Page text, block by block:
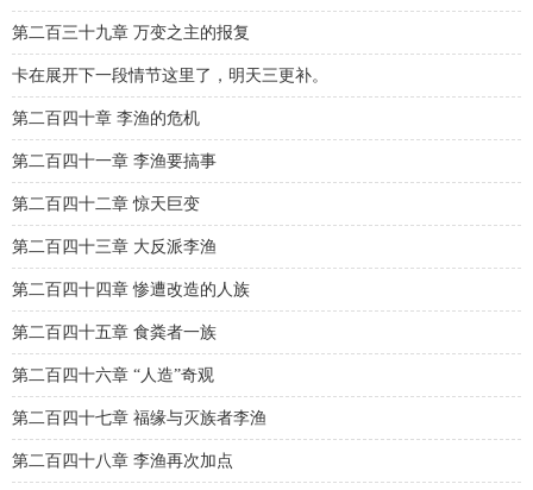
第二百三十九章 万变之主的报复
卡在展开下一段情节这里了，明天三更补。
第二百四十章 李渔的危机
第二百四十一章 李渔要搞事
第二百四十二章 惊天巨变
第二百四十三章 大反派李渔
第二百四十四章 惨遭改造的人族
第二百四十五章 食粪者一族
第二百四十六章 “人造”奇观
第二百四十七章 福缘与灭族者李渔
第二百四十八章 李渔再次加点